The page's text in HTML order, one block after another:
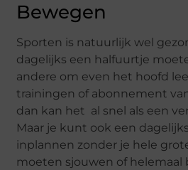
Bewegen
Sporten is natuurlijk wel
dagelijks een halfuurtje
andere om even het hoofd
trainingen of abonnement
dan kan het al snel als een
Maar je kunt ook een
inplannen zonder je hele
moeten sjouwen of helemaal